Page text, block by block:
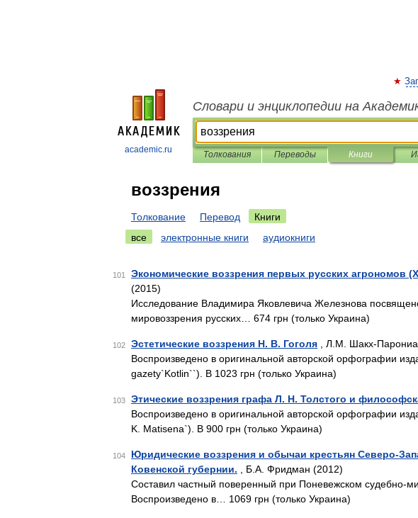
academic.ru
Словари и энциклопедии на
Толкования Переводы Книги
воззрения
Толкование Перевод
Книги
все
электронные книги аудиокниги
101 Экономические воззрения первых русских агрономов
(2015)
Исследование Владимира Яковлевича Железнова
мировоззрения русских… 674 грн (только Украина)
102 Эстетические воззрения Н. В. Гоголя , Л.М. Шакх-
Воспроизведено в оригинальной авторской орфографии
gazety`Kotlin``). В 1023 грн (только Украина)
103 Этические воззрения графа Л. Н. Толстого и
Воспроизведено в оригинальной авторской орфографии
K. Matisena`). В 900 грн (только Украина)
104
Юридические воззрения и обычаи крестьян Северо-
Ковенской губернии. , Б.А. Фридман (2012)
Составил частный поверенный при Поневежском судебно-
Воспроизведено в… 1069 грн (только Украина)